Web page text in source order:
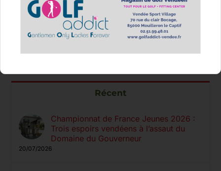
Facebook
X Reddit LinkedInPinterestEmail
Récent
Championnat de France Jeunes 2026 :
Trois espoirs vendéens à l’assaut du
Domaine du Gouverneur
20/07/2026